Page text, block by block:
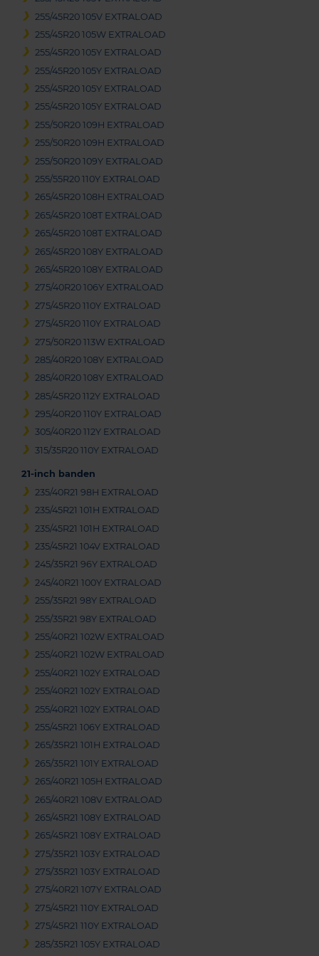
255/45R20 105V EXTRALOAD
255/45R20 105W EXTRALOAD
255/45R20 105Y EXTRALOAD
255/45R20 105Y EXTRALOAD
255/45R20 105Y EXTRALOAD
255/45R20 105Y EXTRALOAD
255/50R20 109H EXTRALOAD
255/50R20 109H EXTRALOAD
255/50R20 109Y EXTRALOAD
255/55R20 110Y EXTRALOAD
265/45R20 108H EXTRALOAD
265/45R20 108T EXTRALOAD
265/45R20 108T EXTRALOAD
265/45R20 108Y EXTRALOAD
265/45R20 108Y EXTRALOAD
275/40R20 106Y EXTRALOAD
275/45R20 110Y EXTRALOAD
275/45R20 110Y EXTRALOAD
275/50R20 113W EXTRALOAD
285/40R20 108Y EXTRALOAD
285/40R20 108Y EXTRALOAD
285/45R20 112Y EXTRALOAD
295/40R20 110Y EXTRALOAD
305/40R20 112Y EXTRALOAD
315/35R20 110Y EXTRALOAD
21-inch banden
235/40R21 98H EXTRALOAD
235/45R21 101H EXTRALOAD
235/45R21 101H EXTRALOAD
235/45R21 104V EXTRALOAD
245/35R21 96Y EXTRALOAD
245/40R21 100Y EXTRALOAD
255/35R21 98Y EXTRALOAD
255/35R21 98Y EXTRALOAD
255/40R21 102W EXTRALOAD
255/40R21 102W EXTRALOAD
255/40R21 102Y EXTRALOAD
255/40R21 102Y EXTRALOAD
255/40R21 102Y EXTRALOAD
255/45R21 106Y EXTRALOAD
265/35R21 101H EXTRALOAD
265/35R21 101Y EXTRALOAD
265/40R21 105H EXTRALOAD
265/40R21 108V EXTRALOAD
265/45R21 108Y EXTRALOAD
265/45R21 108Y EXTRALOAD
275/35R21 103Y EXTRALOAD
275/35R21 103Y EXTRALOAD
275/40R21 107Y EXTRALOAD
275/45R21 110Y EXTRALOAD
275/45R21 110Y EXTRALOAD
285/35R21 105Y EXTRALOAD